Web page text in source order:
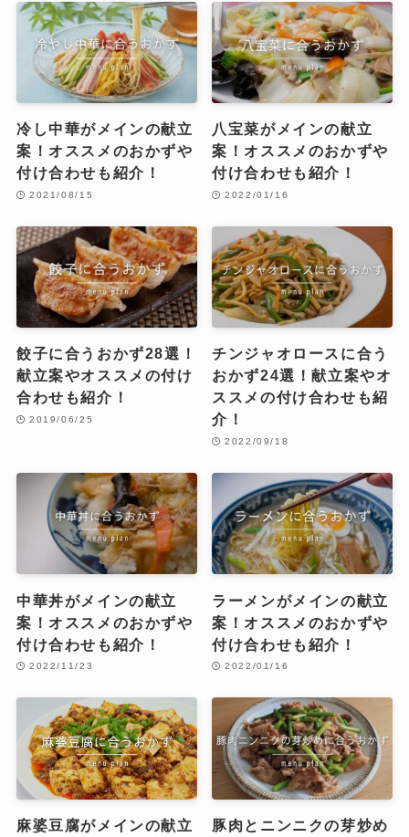
冷し中華がメインの献立
案！オススメのおかずや
付け合わせも紹介！
2021/08/15
八宝菜がメインの献立
案！オススメのおかずや
付け合わせも紹介！
2022/01/16
餃子に合うおかず28選！
献立案やオススメの付け
合わせも紹介！
2019/06/25
チンジャオロースに合う
おかず24選！献立案やオ
ススメの付け合わせも紹
介！
2022/09/18
中華丼がメインの献立
案！オススメのおかずや
付け合わせも紹介！
2022/11/23
ラーメンがメインの献立
案！オススメのおかずや
付け合わせも紹介！
2022/01/16
麻婆豆腐がメインの献立
豚肉とニンニクの芽炒め